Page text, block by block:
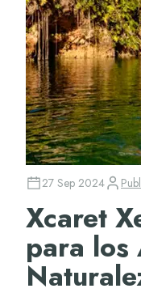
27 Sep 2024
Xcaret
para los